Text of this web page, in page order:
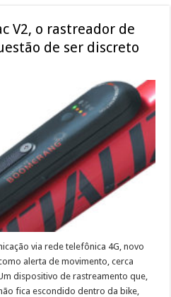
V2, o rastreador de
de ser discreto
via rede telefônica 4G, novo
alerta de movimento, cerca
dispositivo de rastreamento que,
fica escondido dentro da bike,